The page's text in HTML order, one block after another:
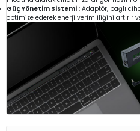
Güç Yönetim Sistemi : Adaptör, bağlı
optimize ederek enerji verimliliğini artırır